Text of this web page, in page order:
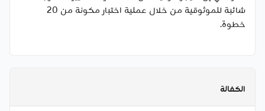
شائبة للموثوقية من خلال عملية اختبار مكونة من 20
خطوة.
الكفالة